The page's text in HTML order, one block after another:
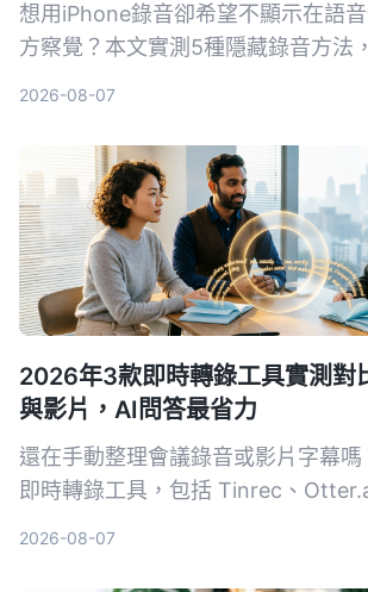
想用iPhone錄音卻希望不顯示在語
方察覺？本文實測5種隱藏錄音方法
2026-08-07
2026年3款即時轉錄工具實測對
與影片，AI問答最省力
還在手動整理會議錄音或影片字幕
即時轉錄工具，包括 Tinrec、
2026-08-07